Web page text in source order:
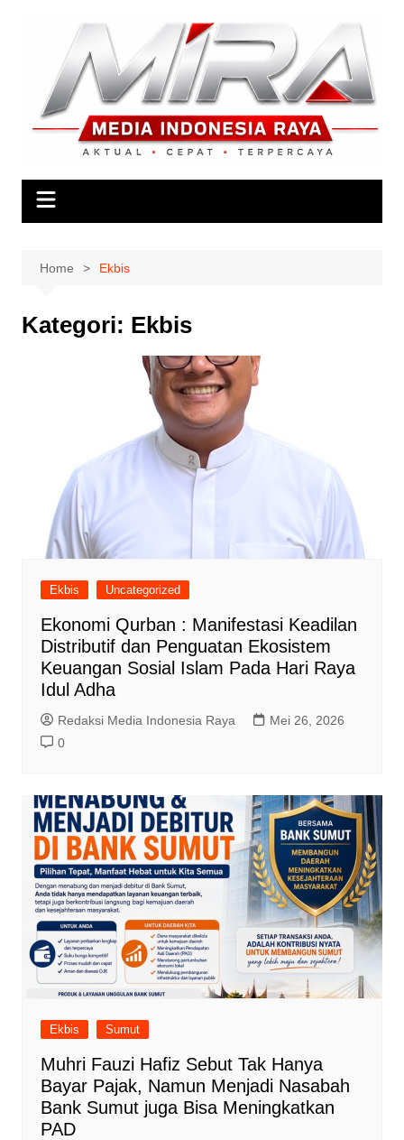
Home Ekbis
Kategori: Ekbis
Ekbis Uncategorized
Ekonomi Qurban : Manifestasi Keadilan
Distributif dan Penguatan Ekosistem
Keuangan Sosial Islam Pada Hari Raya
Idul Adha
Redaksi Media Indonesia Raya
Mei 26, 2026
0
Ekbis Sumut
Muhri Fauzi Hafiz Sebut Tak Hanya
Bayar Pajak, Namun Menjadi Nasabah
Bank Sumut juga Bisa Meningkatkan
PAD